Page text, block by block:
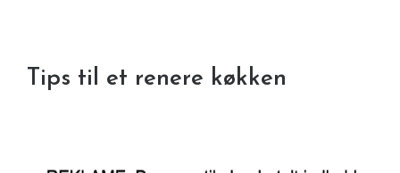
Tips til et renere køkken